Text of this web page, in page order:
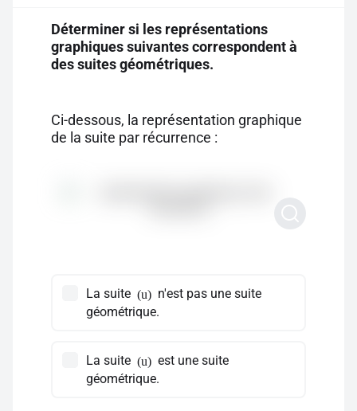
S'inscrire gratuitement
Pour profiter de 10 contenus offerts.
Déterminer si les représentations
graphiques suivantes correspondent à
des suites géométriques.
Ci-dessous, la représentation graphique
de la suite par récurrence :
La suite (u) n'est pas une suite
géométrique.
La suite (u) est une suite
géométrique.